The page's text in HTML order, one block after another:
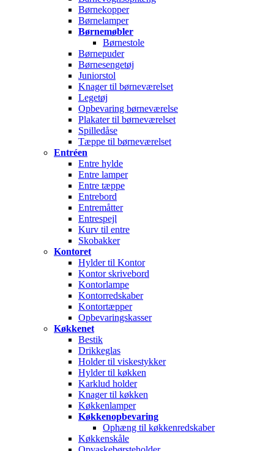
Børnekopper
Børnelamper
Børnemøbler
Børnestole
Børnepuder
Børnesengetøj
Juniorstol
Knager til børneværelset
Legetøj
Opbevaring børneværelse
Plakater til børneværelset
Spilledåse
Tæppe til børneværelset
Entréen
Entre hylde
Entre lamper
Entre tæppe
Entrebord
Entremåtter
Entrespejl
Kurv til entre
Skobakker
Kontoret
Hylder til Kontor
Kontor skrivebord
Kontorlampe
Kontorredskaber
Kontortæpper
Opbevaringskasser
Køkkenet
Bestik
Drikkeglas
Holder til viskestykker
Hylder til køkken
Karklud holder
Knager til køkken
Køkkenlamper
Køkkenopbevaring
Ophæng til køkkenredskaber
Køkkenskåle